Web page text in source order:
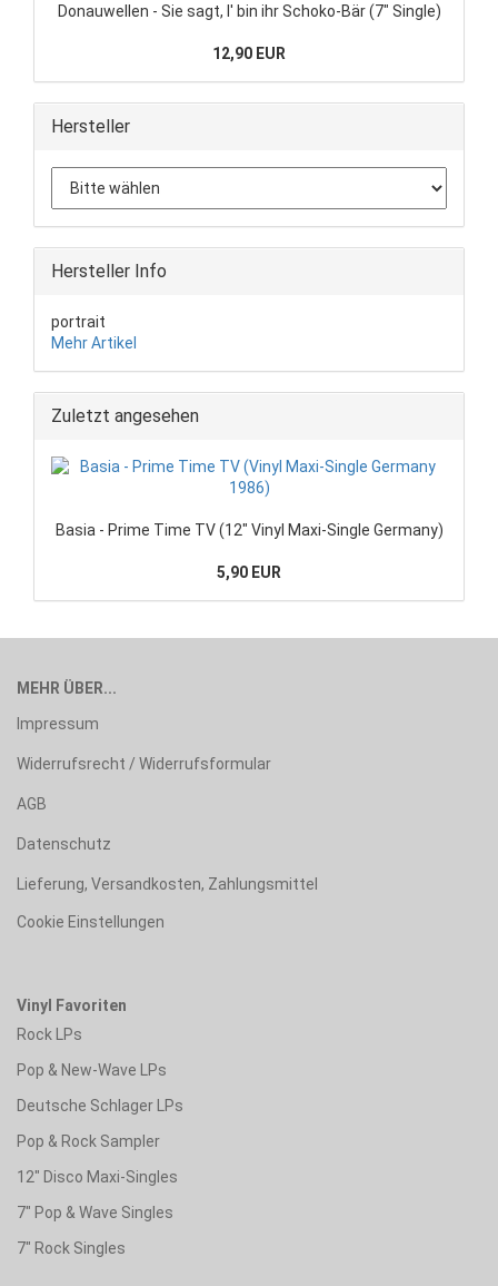
Donauwellen - Sie sagt, I' bin ihr Schoko-Bär (7" Single)
12,90 EUR
Hersteller
Hersteller Info
portrait
Mehr Artikel
Zuletzt angesehen
Basia - Prime Time TV (12" Vinyl Maxi-Single Germany)
5,90 EUR
MEHR ÜBER...
Impressum
Widerrufsrecht / Widerrufsformular
AGB
Datenschutz
Lieferung, Versandkosten, Zahlungsmittel
Cookie Einstellungen
Vinyl Favoriten
Rock LPs
Pop & New-Wave LPs
Deutsche Schlager LPs
Pop & Rock Sampler
12" Disco Maxi-Singles
7" Pop & Wave Singles
7" Rock Singles